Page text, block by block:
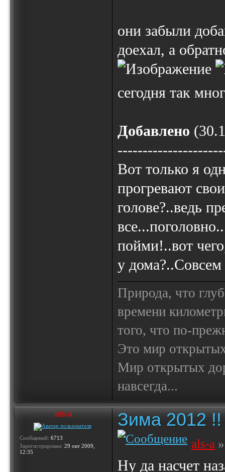
они забыли
доехал, а
сегодня так
Добавлено
Вот только я
прогревают
голове?..ведь
пойми!..вот
у дома?..Совсем
Природа, что
времени
того, что по-
Это мир
Мир открытых
навсегда...
als-a
Сообщений: 6713
Зарегистрирован: 29 окт 2009,
12:35
Зима 2012 !!
als-a
Ну да насчет